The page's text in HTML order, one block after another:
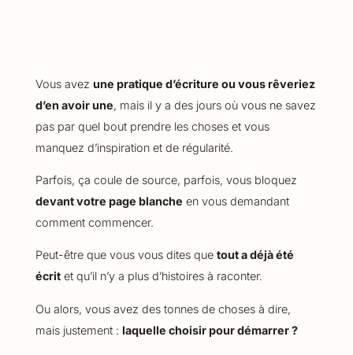
Vous avez une pratique d’écriture ou vous rêveriez
d’en avoir une, mais il y a des jours où vous ne savez
pas par quel bout prendre les choses et vous
manquez d’inspiration et de régularité.
Parfois, ça coule de source, parfois, vous bloquez
devant votre page blanche en vous demandant
comment commencer.
Peut-être que vous vous dites que tout a déjà été
écritet qu’il n’y a plus d’histoires à raconter.
Ou alors, vous avez des tonnes de choses à dire,
mais justement : laquelle choisir pour démarrer ?